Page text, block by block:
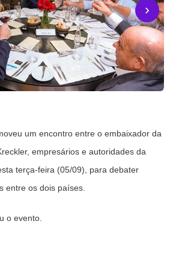
›
um encontro entre o embaixador da
empresários e autoridades da
terça-feira (05/09), para debater
entre os dois países.
o evento.